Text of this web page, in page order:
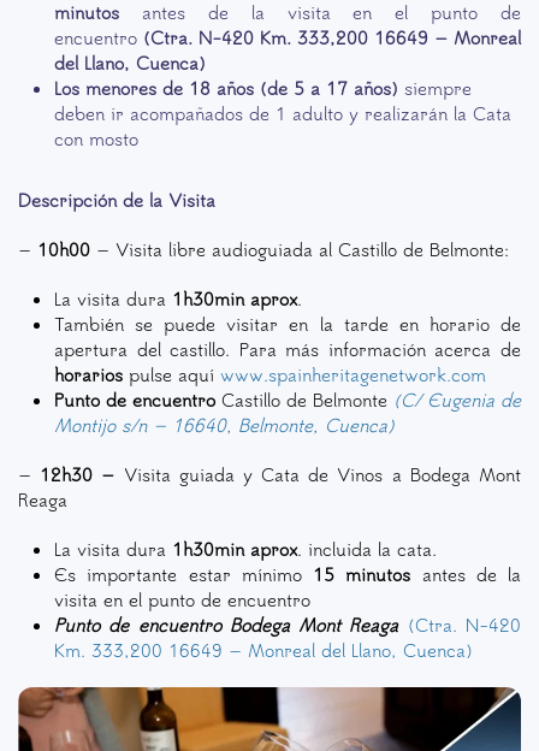
minutos antes de la visita en el punto de
encuentro (Ctra. N-420 Km. 333,200 16649 – Monreal
del Llano, Cuenca)
Los menores de 18 años (de 5 a 17 años) siempre
deben ir acompañados de 1 adulto y realizarán la Cata
con mosto
Descripción de la Visita
– 10h00 – Visita libre audioguiada al Castillo de Belmonte:
La visita dura 1h30min aprox.
También se puede visitar en la tarde en horario de
apertura del castillo. Para más información acerca de
horarios pulse aquí www.spainheritagenetwork.com
Punto de encuentro Castillo de Belmonte (C/ Eugenia de
Montijo s/n – 16640, Belmonte, Cuenca)
– 12h30 – Visita guiada y Cata de Vinos a Bodega Mont
Reaga
La visita dura 1h30min aprox. incluida la cata.
Es importante estar mínimo 15 minutos antes de la
visita en el punto de encuentro
Punto de encuentro Bodega Mont Reaga(Ctra. N-420
Km. 333,200 16649 – Monreal del Llano, Cuenca)